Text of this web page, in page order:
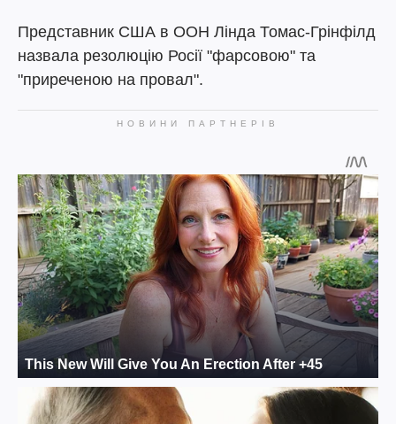
Представник США в ООН Лінда Томас-Грінфілд
назвала резолюцію Росії "фарсовою" та
"приреченою на провал".